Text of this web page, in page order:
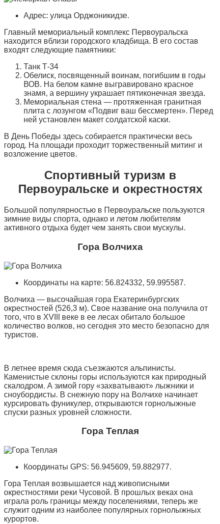
Адрес: улица Орджоникидзе.
Главный мемориальный комплекс Первоуральска
находится вблизи городского кладбища. В его состав
входят следующие памятники:
Танк Т-34
Обелиск, посвященный воинам, погибшим в годы
ВОВ. На белом камне выгравировано красное
знамя, а вершину украшает пятиконечная звезда.
Мемориальная стена — протяженная гранитная
плита с лозунгом «Подвиг ваш бессмертен». Перед
ней установлен макет солдатской каски.
В День Победы здесь собирается практически весь
город. На площади проходит торжественный митинг и
возложение цветов.
Спортивный туризм в
Первоуральске и окрестностях
Большой популярностью в Первоуральске пользуются
зимние виды спорта, однако и летом любителям
активного отдыха будет чем занять свои мускулы.
Гора Волчиха
Координаты на карте: 56.824332, 59.995587.
Волчиха — высочайшая гора Екатеринбургских
окрестностей (526,3 м). Свое название она получила от
того, что в XVIII веке в ее лесах обитало большое
количество волков, но сегодня это место безопасно для
туристов.
В летнее время сюда съезжаются альпинисты.
Каменистые склоны горы используются как природный
скалодром. А зимой гору «захватывают» лыжники и
сноубордисты. В снежную пору на Волчихе начинает
курсировать фуникулер, открываются горнолыжные
спуски разных уровней сложности.
Гора Теплая
Координаты GPS: 56.945609, 59.882977.
Гора Теплая возвышается над живописными
окрестностями реки Чусовой. В прошлых веках она
играла роль границы между поселениями, теперь же
служит одним из наиболее популярных горнолыжных
курортов.